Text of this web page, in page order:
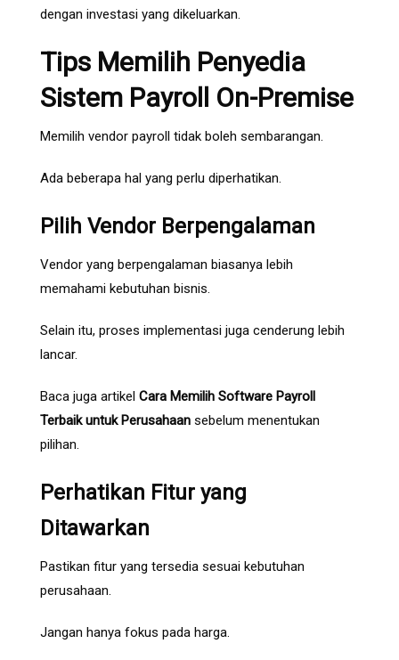
dengan investasi yang dikeluarkan.
Tips Memilih Penyedia
Sistem Payroll On-Premise
Memilih vendor payroll tidak boleh sembarangan.
Ada beberapa hal yang perlu diperhatikan.
Pilih Vendor Berpengalaman
Vendor yang berpengalaman biasanya lebih
memahami kebutuhan bisnis.
Selain itu, proses implementasi juga cenderung lebih
lancar.
Baca juga artikel Cara Memilih Software Payroll
Terbaik untuk Perusahaan sebelum menentukan
pilihan.
Perhatikan Fitur yang
Ditawarkan
Pastikan fitur yang tersedia sesuai kebutuhan
perusahaan.
Jangan hanya fokus pada harga.